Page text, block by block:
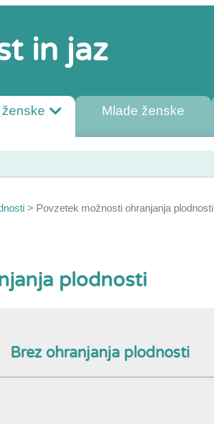
in jaz
Mlade ženske
> Povzetek možnosti ohranjanja plodnosti
plodnosti
Brez ohranjanja plodnosti